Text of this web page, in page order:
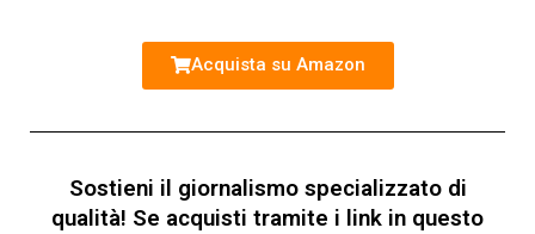
Acquista su Amazon
Sostieni il giornalismo specializzato di
qualità! Se acquisti tramite i link in questo